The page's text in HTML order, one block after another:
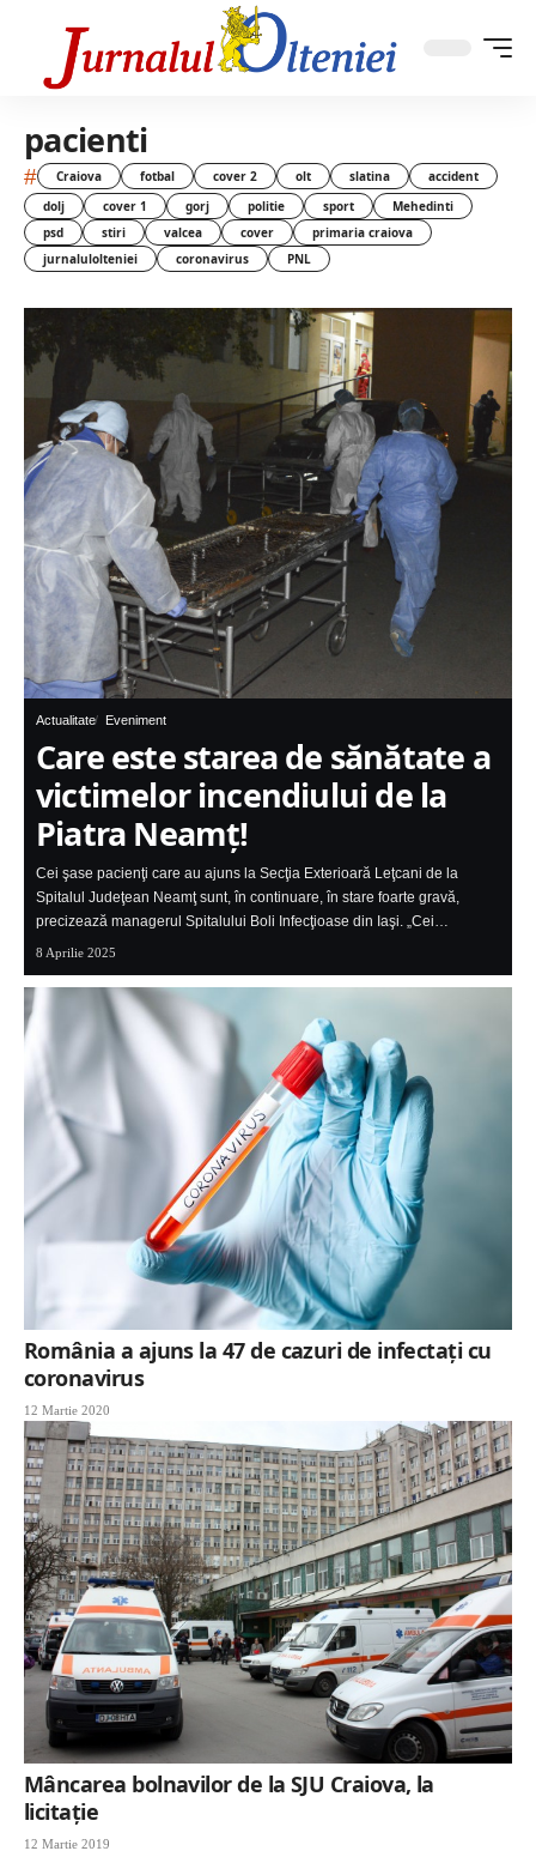
pacienti
# Craiova fotbal cover 2 olt slatina
accident
dolj
cover 1 gorj politie sport
Mehedinti
psd
stiri valcea cover
primaria craiova
jurnalulolteniei
coronavirus PNL
Actualitate Eveniment
Care este starea de sănătate a
victimelor incendiului de la
Piatra Neamţ!
Cei şase pacienţi care au ajuns la Secţia Exterioară Leţcani de la
Spitalul Judeţean Neamţ sunt, în continuare, în stare foarte gravă,
precizează managerul Spitalului Boli Infecţioase din Iaşi. „Cei…
8 Aprilie 2025
România a ajuns la 47 de cazuri de infectaţi cu
coronavirus
12 Martie 2020
Mâncarea bolnavilor de la SJU Craiova, la
licitaţie
12 Martie 2019